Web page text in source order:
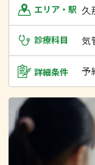
エリア・駅 久
診療科目 気
詳細条件 予